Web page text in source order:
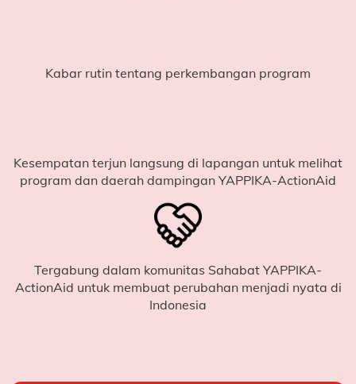
Buku tulis
Buku gambar
Alat tulis lengkap dan pensil gambar
Serta pendampingan belajar yang membantu
anak-anak mengejar ketertinggalan membaca dan
Sederhana, tetapi krusial.
Kabar rutin tentang perkembangan program
Kesempatan terjun langsung di lapangan untuk melihat
program dan daerah dampingan YAPPIKA-ActionAid
Tergabung dalam komunitas Sahabat YAPPIKA-
ActionAid untuk membuat perubahan menjadi nyata di
Indonesia